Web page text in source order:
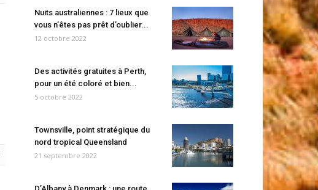
Nuits australiennes : 7 lieux que
vous n’êtes pas prêt d’oublier...
12 octobre 2022
Des activités gratuites à Perth,
pour un été coloré et bien...
5 octobre 2022
Townsville, point stratégique du
nord tropical Queensland
21 septembre 2022